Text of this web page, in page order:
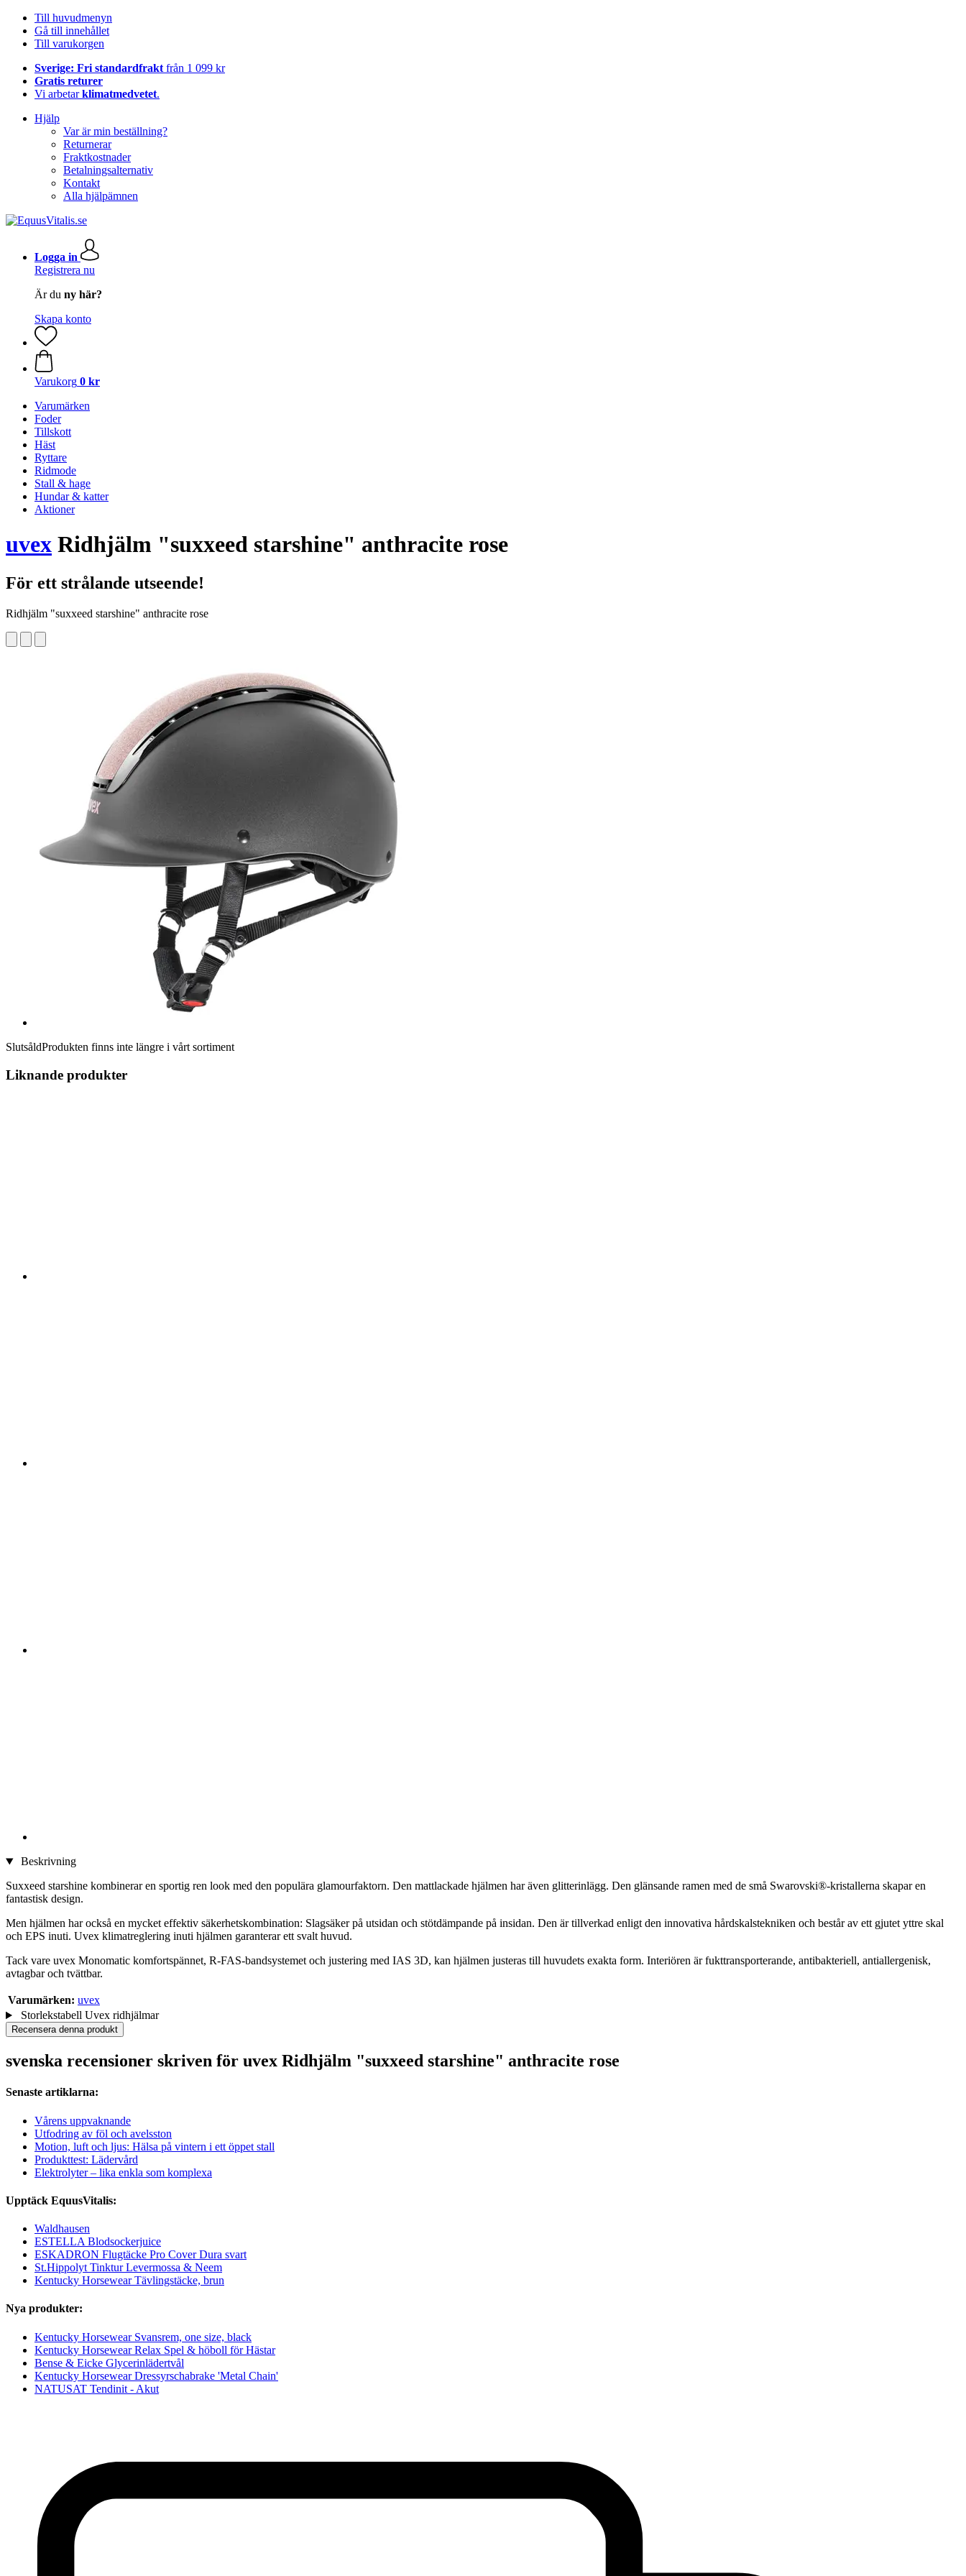
Till huvudmenyn
Gå till innehållet
Till varukorgen
Sverige: Fri standardfrakt från 1 099 kr
Gratis returer
Vi arbetarklimatmedvetet.
Hjälp
Var är min beställning?
Returnerar
Fraktkostnader
Betalningsalternativ
Kontakt
Alla hjälpämnen
Logga in
Registrera nu
Är du ny här?
Skapa konto
Varukorg 0 kr
Varumärken
Foder
Tillskott
Häst
Ryttare
Ridmode
Stall & hage
Hundar & katter
Aktioner
uvex Ridhjälm "suxxeed starshine" anthracite rose
För ett strålande utseende!
Ridhjälm "suxxeed starshine" anthracite rose
SlutsåldProdukten finns inte längre i vårt sortiment
Liknande produkter
Beskrivning
Suxxeed starshine kombinerar en sportig ren look med den populära glamourfaktorn. Den mattlackade hjälmen har även glitterinlägg. Den glänsande ramen med de små Swarovski®-kristallerna skapar en
fantastisk design.
Men hjälmen har också en mycket effektiv säkerhetskombination: Slagsäker på utsidan och stötdämpande på insidan. Den är tillverkad enligt den innovativa hårdskalstekniken och består av ett gjutet yttre skal
och EPS inuti. Uvex klimatreglering inuti hjälmen garanterar ett svalt huvud.
Tack vare uvex Monomatic komfortspännet, R-FAS-bandsystemet och justering med IAS 3D, kan hjälmen justeras till huvudets exakta form. Interiören är fukttransporterande, antibakteriell, antiallergenisk,
avtagbar och tvättbar.
Varumärken: uvex
Storlekstabell Uvex ridhjälmar
Recensera denna produkt
svenska recensioner skriven för uvex Ridhjälm "suxxeed starshine" anthracite rose
Senaste artiklarna:
Vårens uppvaknande
Utfodring av föl och avelsston
Motion, luft och ljus: Hälsa på vintern i ett öppet stall
Produkttest: Lädervård
Elektrolyter – lika enkla som komplexa
Upptäck EquusVitalis:
Waldhausen
ESTELLA Blodsockerjuice
ESKADRON Flugtäcke Pro Cover Dura svart
St.Hippolyt Tinktur Levermossa & Neem
Kentucky Horsewear Tävlingstäcke, brun
Nya produkter:
Kentucky Horsewear Svansrem, one size, black
Kentucky Horsewear Relax Spel & höboll för Hästar
Bense & Eicke Glycerinlädertvål
Kentucky Horsewear Dressyrschabrake 'Metal Chain'
NATUSAT Tendinit - Akut